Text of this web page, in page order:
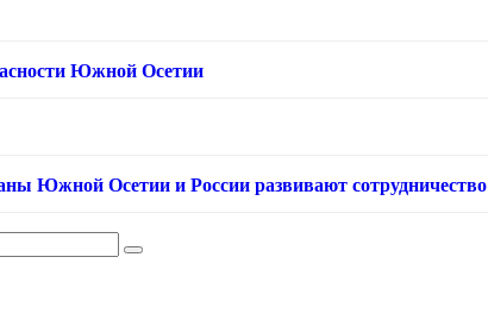
Южной Осетии
Южной Осетии и России развивают сотрудничество